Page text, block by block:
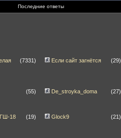
Последние ответы
(7331) Если сайт загнётся (29)
(55) De_stroyka_doma (27)
18 (19) Glock9 (21)